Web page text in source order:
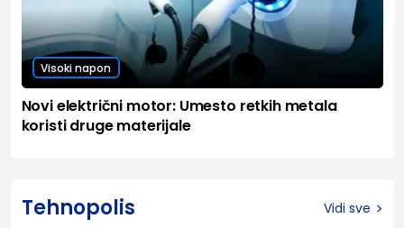
Visoki napon
Novi električni motor: Umesto retkih metala
koristi druge materijale
Tehnopolis Vidi sve